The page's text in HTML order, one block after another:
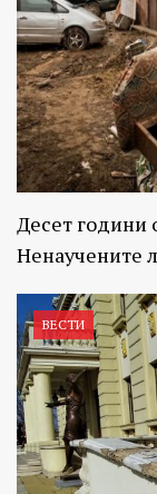
Десет години
Ненаучените
ВЕСТИ